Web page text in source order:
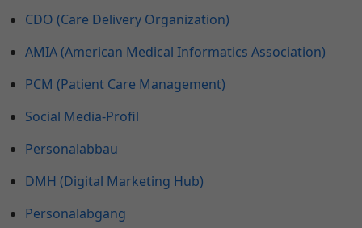
CDO (Care Delivery Organization)
AMIA (American Medical Informatics Association)
PCM (Patient Care Management)
Social Media-Profil
Personalabbau
DMH (Digital Marketing Hub)
Personalabgang